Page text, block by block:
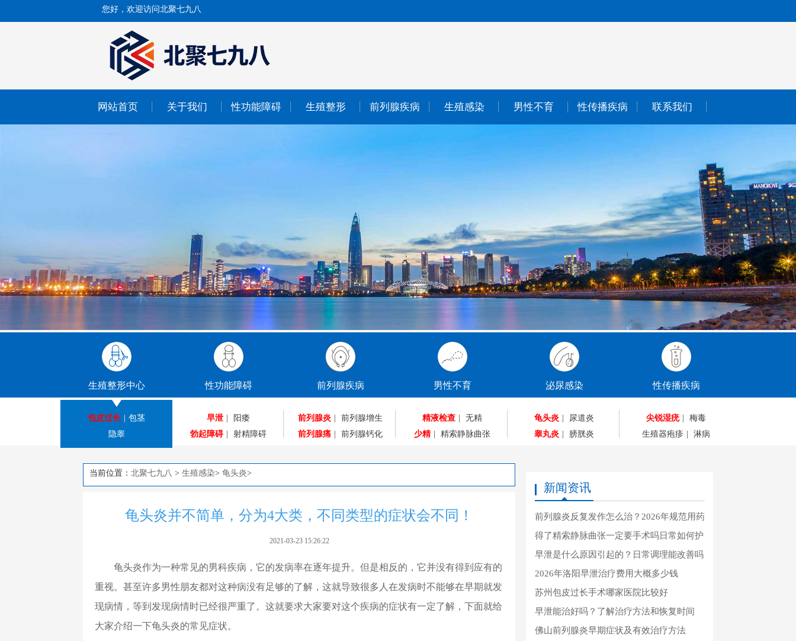
您好，欢迎访问北聚七九八
网站首页 关于我们 性功能障碍 生殖整形 前列腺疾病 生殖感染 男性不育 性传播疾病 联系我们
生殖整形中心
包皮过长 | 包茎
隐睾
性功能障碍
早泄 |
阳痿
勃起障碍 | 射精障碍
前列腺疾病
前列腺炎 |
前列腺增生
前列腺痛 | 前列腺钙化
男性不育
精液检查 |
无精
少精 | 精索静脉曲张
泌尿感染
龟头炎 |
尿道炎
睾丸炎 | 膀胱炎
性传播疾病
尖锐湿疣 |
梅毒
生殖器疱疹 | 淋病
当前位置： 北聚七九八 > 生殖感染> 龟头炎>
龟头炎并不简单，分为4大类，不同类型的症状会不同！
2021-03-23 15:26:22
龟头炎作为一种常见的男科疾病，它的发病率在逐年提升。但是相反的，它并没有得到应有的
重视。甚至许多男性朋友都对这种病没有足够的了解，这就导致很多人在发病时不能够在早期就发
现病情，等到发现病情时已经很严重了。这就要求大家要对这个疾病的症状有一定了解，下面就给
大家介绍一下龟头炎的常见症状。
新闻资讯
前列腺炎反复发作怎么治？2026年规范用药
与日常预防指南
得了精索静脉曲张一定要手术吗日常如何护
理恢复
早泄是什么原因引起的？日常调理能改善吗
2026年洛阳早泄治疗费用大概多少钱
苏州包皮过长手术哪家医院比较好
早泄能治好吗？了解治疗方法和恢复时间
佛山前列腺炎早期症状及有效治疗方法